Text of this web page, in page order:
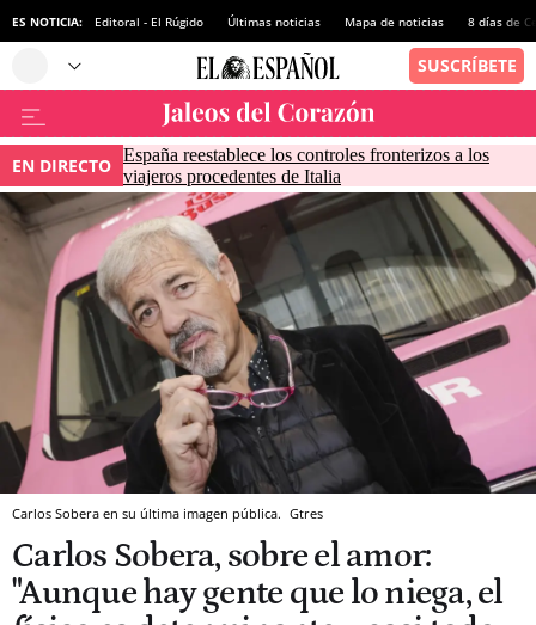
ES NOTICIA: Editoral - El Rúgido Últimas noticias Mapa de noticias 8 días de
EN DIRECTO España reestablece los controles fronterizos a los
viajeros procedentes de Italia
Carlos Sobera en su última imagen pública. Gtres
Carlos Sobera, sobre el amor:
"Aunque hay gente que lo niega, el